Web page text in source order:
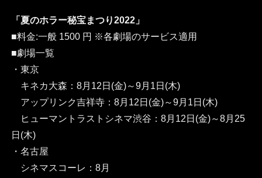
「夏のホラー秘宝まつり2022」
■料金:一般 1500 円 ※各劇場のサービス適用
■劇場一覧
・東京
キネカ大森：8月12日(金)～9月1日(木)
アップリンク吉祥寺：8月12日(金)～9月1日(木)
ヒューマントラストシネマ渋谷：8月12日(金)～8月25
日(木)
・名古屋
シネマスコーレ：8月